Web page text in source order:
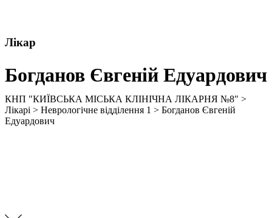
Лікар
Богданов Євгеній Едуардович
КНП "КИЇВСЬКА МІСЬКА КЛІНІЧНА ЛІКАРНЯ №8" >
Лікарі > Неврологічне відділення 1 > Богданов Євгеній
Едуардович